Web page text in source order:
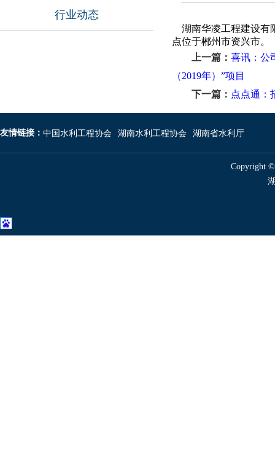
行业动态
湖南华凌工程建设有
点位于郴州市资兴市。
上一篇： 喜讯：公
（2019年）”项目
下一篇： 点点通：
友情链接： 中国水利工程协会 湖南水利工程协会 湖南省水利厅
Copyright ©